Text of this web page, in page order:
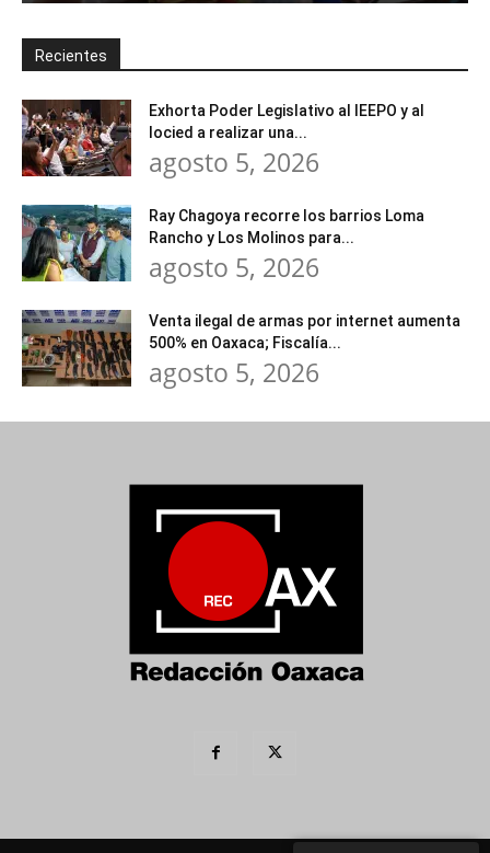
Recientes
Exhorta Poder Legislativo al IEEPO y al
Iocied a realizar una...
agosto 5, 2026
Ray Chagoya recorre los barrios Loma
Rancho y Los Molinos para...
agosto 5, 2026
Venta ilegal de armas por internet aumenta
500% en Oaxaca; Fiscalía...
agosto 5, 2026